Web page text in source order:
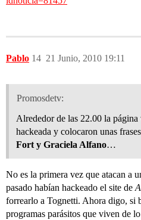
Pablo 21 Junio, 2010 19:11
14
Promosdetv:
Alrededor de las 22.00 la
hackeada y colocaron unas
Fort y Graciela Alfano…
No es la primera vez que atacan a
pasado habían hackeado el site de
forrearlo a Tognetti. Ahora digo, si
programas parásitos que viven de